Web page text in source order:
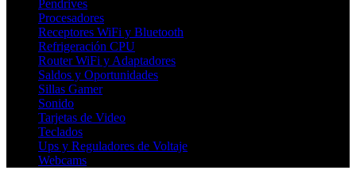
Pendrives
Procesadores
Receptores WiFi y Bluetooth
Refrigeración CPU
Router WiFi y Adaptadores
Saldos y Oportunidades
Sillas Gamer
Sonido
Tarjetas de Video
Teclados
Ups y Reguladores de Voltaje
Webcams